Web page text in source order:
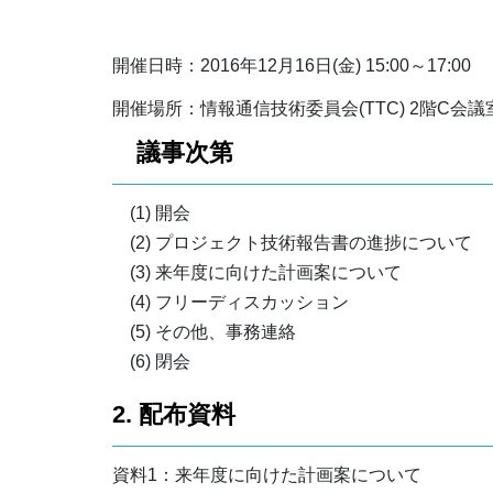
開催日時：2016年12月16日(金) 15:00～17:00
開催場所：情報通信技術委員会(TTC) 2階C会議
議事次第
(1) 開会
(2) プロジェクト技術報告書の進捗について
(3) 来年度に向けた計画案について
(4) フリーディスカッション
(5) その他、事務連絡
(6) 閉会
2. 配布資料
資料1：来年度に向けた計画案について